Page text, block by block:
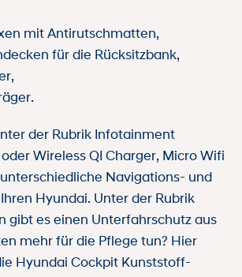
mit Antirutschmatten,
für die Rücksitzbank,
der Rubrik Infotainment
Wireless QI Charger, Micro Wifi
Navigations- und
Hyundai. Unter der Rubrik
gibt es einen Unterfahrschutz aus
mehr für die Pflege tun? Hier
Hyundai Cockpit Kunststoff-